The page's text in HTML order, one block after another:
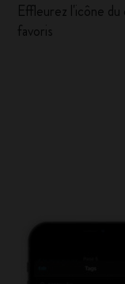
Effleurez l'icône
favoris